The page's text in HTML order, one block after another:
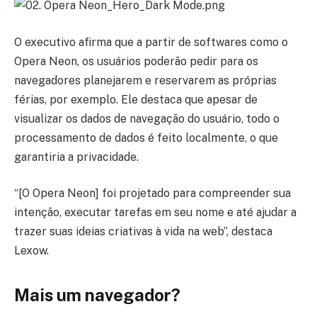
O executivo afirma que a partir de softwares como o
Opera Neon, os usuários poderão pedir para os
navegadores planejarem e reservarem as próprias
férias, por exemplo. Ele destaca que apesar de
visualizar os dados de navegação do usuário, todo o
processamento de dados é feito localmente, o que
garantiria a privacidade.
“[O Opera Neon] foi projetado para compreender sua
intenção, executar tarefas em seu nome e até ajudar a
trazer suas ideias criativas à vida na web”, destaca
Lexow.
Mais um navegador?